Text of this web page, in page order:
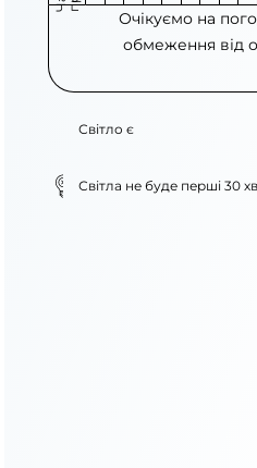
Очікуємо на
обмеження від
Світло є
Світла не буде перші 30